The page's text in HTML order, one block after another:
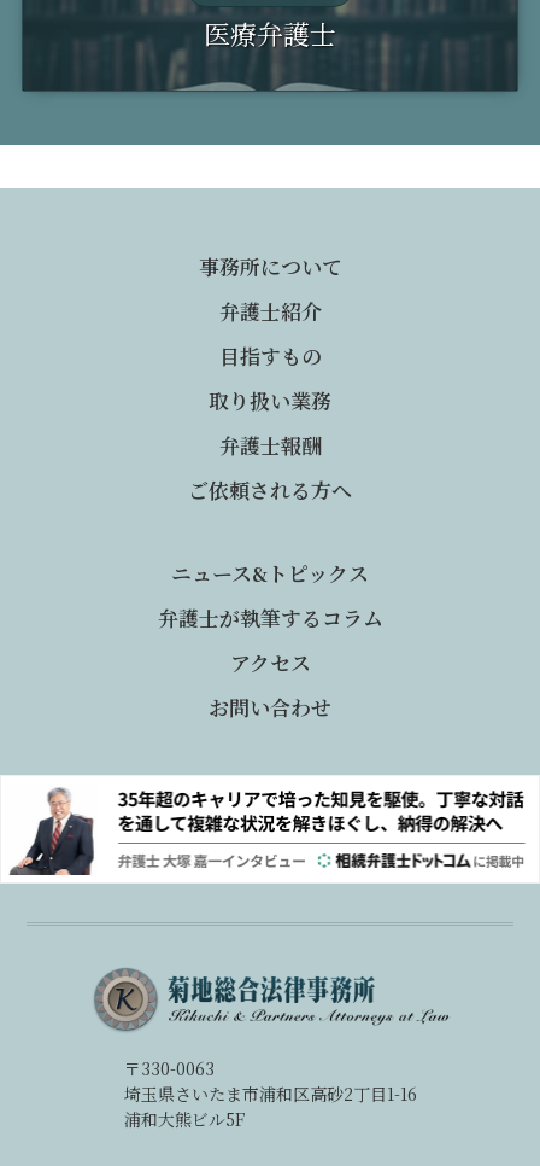
医療弁護士
事務所について
弁護士紹介
目指すもの
取り扱い業務
弁護士報酬
ご依頼される方へ
ニュース&トピックス
弁護士が執筆するコラム
アクセス
お問い合わせ
〒330-0063
埼玉県さいたま市浦和区高砂2丁目1-16
浦和大熊ビル5F